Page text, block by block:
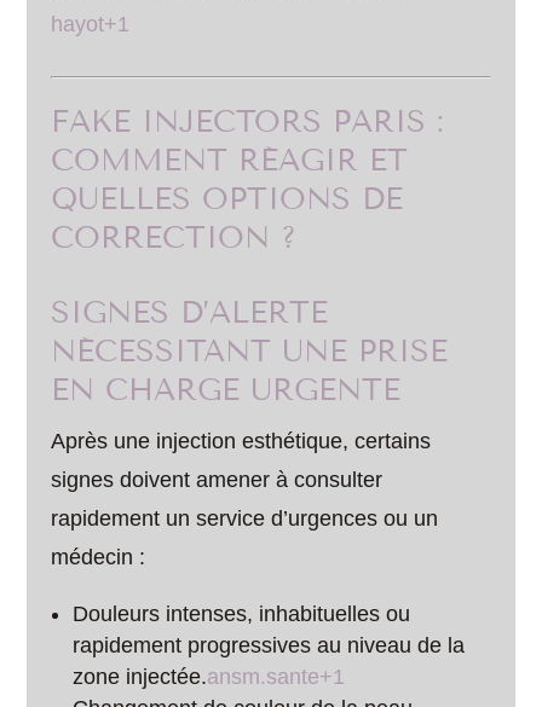
hayot+1
FAKE INJECTORS PARIS :
COMMENT RÉAGIR ET
QUELLES OPTIONS DE
CORRECTION ?
SIGNES D’ALERTE
NÉCESSITANT UNE PRISE
EN CHARGE URGENTE
Après une injection esthétique, certains
signes doivent amener à consulter
rapidement un service d’urgences ou un
médecin :
Douleurs intenses, inhabituelles ou
rapidement progressives au niveau de la
zone injectée.ansm.sante+1